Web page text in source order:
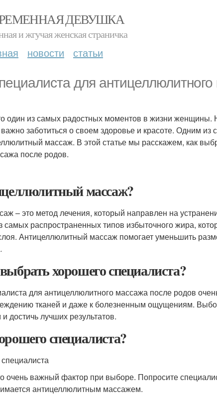
ДЕВУШКА
и жгучая женская страничка
новости статьи
для
один из самых радостных моментов в жизни женщины.
заботиться о своем здоровье и красоте. Одним из
массаж. В этой статье мы расскажем, как
после родов.
массаж?
– это метод лечения, который направлен на
самых распространенных типов избыточного жира,
Антицеллюлитный массаж помогает уменьшить
хорошего специалиста?
для антицеллюлитного массажа после родов
тканей и даже к болезненным ощущениям.
достичь лучших результатов.
специалиста?
очень важный фактор при выборе. Попросите
антицеллюлитным массажем.